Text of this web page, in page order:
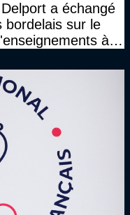
a échangé
bordelais sur le
à la